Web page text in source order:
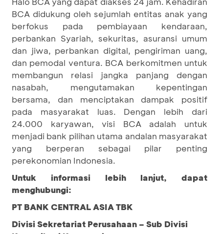
BCA didukung oleh sejumlah entitas anak yang
berfokus pada pembiayaan kendaraan,
perbankan Syariah, sekuritas, asuransi umum
dan jiwa, perbankan digital, pengiriman uang,
dan pemodal ventura. BCA berkomitmen untuk
membangun relasi jangka panjang dengan
nasabah, mengutamakan kepentingan
bersama, dan menciptakan dampak positif
pada masyarakat luas. Dengan lebih dari
24.000 karyawan, visi BCA adalah untuk
menjadi bank pilihan utama andalan masyarakat
yang berperan sebagai pilar penting
perekonomian Indonesia.
Untuk informasi lebih lanjut, dapat
menghubungi:
PT BANK CENTRAL ASIA TBK
Divisi Sekretariat Perusahaan – Sub Divisi